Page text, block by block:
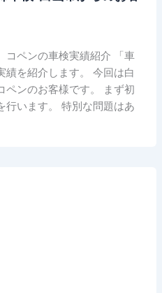
ペンの車検実績紹介 「車
績を紹介します。 今回は白
ペンのお客様です。 まず初
行います。 特別な問題はあ